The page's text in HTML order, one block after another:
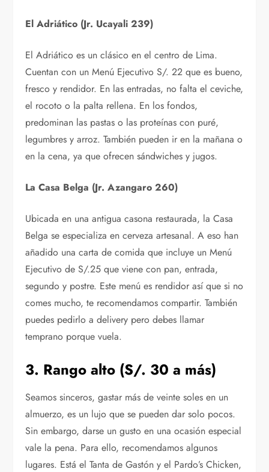
El Adriático (Jr. Ucayali 239)
El Adriático es un clásico en el centro de Lima.
Cuentan con un Menú Ejecutivo S/. 22 que es bueno,
fresco y rendidor. En las entradas, no falta el ceviche,
el rocoto o la palta rellena. En los fondos,
predominan las pastas o las proteínas con puré,
legumbres y arroz. También pueden ir en la mañana o
en la cena, ya que ofrecen sándwiches y jugos.
La Casa Belga (Jr. Azangaro 260)
Ubicada en una antigua casona restaurada, la Casa
Belga se especializa en cerveza artesanal. A eso han
añadido una carta de comida que incluye un Menú
Ejecutivo de S/.25 que viene con pan, entrada,
segundo y postre. Este menú es rendidor así que si no
comes mucho, te recomendamos compartir. También
puedes pedirlo a delivery pero debes llamar
temprano porque vuela.
3. Rango alto (S/. 30 a más)
Seamos sinceros, gastar más de veinte soles en un
almuerzo, es un lujo que se pueden dar solo pocos.
Sin embargo, darse un gusto en una ocasión especial
vale la pena. Para ello, recomendamos algunos
lugares. Está el Tanta de Gastón y el Pardo’s Chicken,